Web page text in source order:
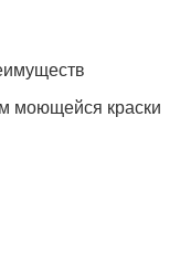
моющейся краски